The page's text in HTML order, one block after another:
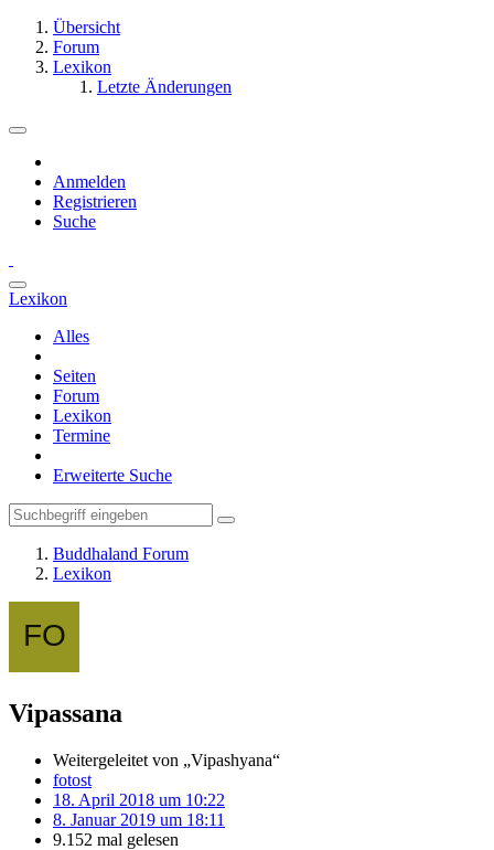
Übersicht
Forum
Lexikon
Letzte Änderungen
Anmelden
Registrieren
Suche
Lexikon
Alles
Seiten
Forum
Lexikon
Termine
Erweiterte Suche
Buddhaland Forum
Lexikon
Vipassana
Weitergeleitet von „Vipashyana“
fotost
18. April 2018 um 10:22
8. Januar 2019 um 18:11
9.152 mal gelesen